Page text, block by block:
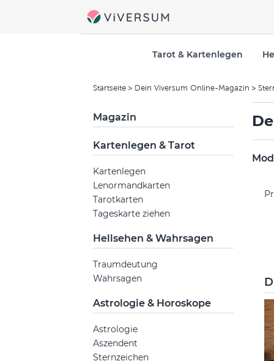
Tarot & Kartenlegen
Startseite Dein Viversum Online-Magazin
Magazin
Kartenlegen & Tarot
Kartenlegen
Lenormandkarten
Tarotkarten
Tageskarte ziehen
Hellsehen & Wahrsagen
Traumdeutung
Wahrsagen
Astrologie & Horoskope
Astrologie
Aszendent
Sternzeichen